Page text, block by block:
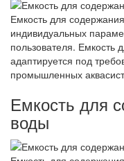
Емкость для
индивидуальных
пользователя. Емкость
адаптируется под
промышленных
Емкость для
воды